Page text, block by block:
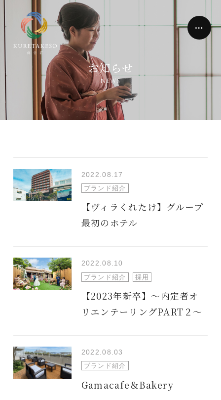
お知らせ
NEWS
2022.08.17
ブランド紹介
【ヴィラくれたけ】グループ
最初のホテル
2022.08.10
ブランド紹介 採用
【2023年新卒】～内定者オ
リエンテーリングPART２～
2022.08.03
ブランド紹介
Gamacafe＆Bakery